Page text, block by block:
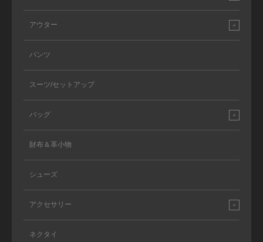
アウター
パンツ
スーツ/セットアップ
バッグ
財布＆革小物
シューズ
アクセサリー
ネクタイ